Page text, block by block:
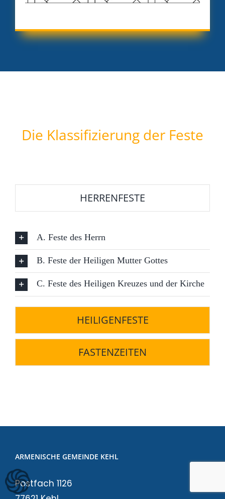
Die Klassifizierung der Feste
HERRENFESTE
A. Feste des Herrn
B. Feste der Heiligen Mutter Gottes
C. Feste des Heiligen Kreuzes und der Kirche
HEILIGENFESTE
FASTENZEITEN
ARMENISCHE GEMEINDE KEHL
Postfach 1126